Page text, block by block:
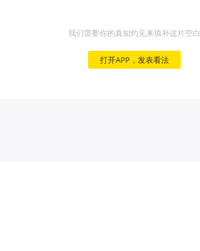
我们需要你的真知灼见来填补这片空白
打开APP，发表看法